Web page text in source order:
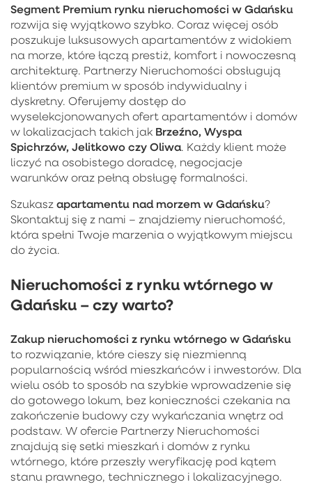
Segment Premium rynku nieruchomości w Gdańsku
rozwija się wyjątkowo szybko. Coraz więcej osób
poszukuje luksusowych apartamentów z widokiem
na morze, które łączą prestiż, komfort i nowoczesną
architekturę. Partnerzy Nieruchomości obsługują
klientów premium w sposób indywidualny i
dyskretny. Oferujemy dostęp do
wyselekcjonowanych ofert apartamentów i domów
w lokalizacjach takich jak Brzeźno, Wyspa
Spichrzów, Jelitkowo czy Oliwa. Każdy klient może
liczyć na osobistego doradcę, negocjacje
warunków oraz pełną obsługę formalności.
Szukasz apartamentu nad morzem w Gdańsku?
Skontaktuj się z nami – znajdziemy nieruchomość,
która spełni Twoje marzenia o wyjątkowym miejscu
do życia.
Nieruchomości z rynku wtórnego w
Gdańsku – czy warto?
Zakup nieruchomości z rynku wtórnego w Gdańsku
to rozwiązanie, które cieszy się niezmienną
popularnością wśród mieszkańców i inwestorów. Dla
wielu osób to sposób na szybkie wprowadzenie się
do gotowego lokum, bez konieczności czekania na
zakończenie budowy czy wykańczania wnętrz od
podstaw. W ofercie Partnerzy Nieruchomości
znajdują się setki mieszkań i domów z rynku
wtórnego, które przeszły weryfikację pod kątem
stanu prawnego, technicznego i lokalizacyjnego.